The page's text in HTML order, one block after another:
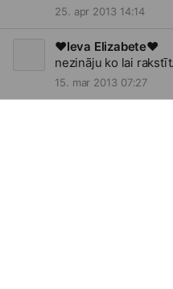
25. apr 2013 14:14
♥Ieva Elizabete♥
15. mar 2013 07:27